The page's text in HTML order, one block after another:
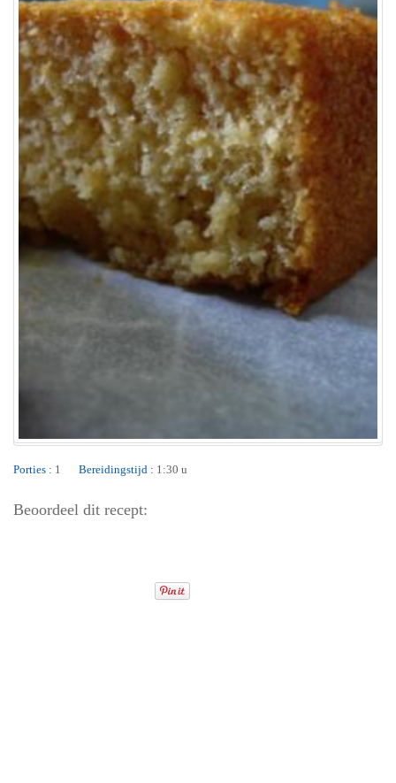
Porties : 1 Bereidingstijd : 1:30 u
Beoordeel dit recept: